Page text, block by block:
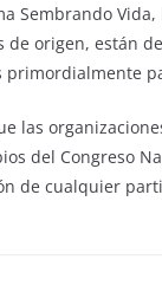
Sembrando
origen, están
las
del Congreso
de cualquier